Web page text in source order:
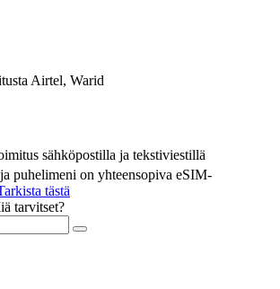
Airtel, Warid
sähköpostilla ja tekstiviestillä
puhelimeni on yhteensopiva eSIM-
tästä
tarvitset?